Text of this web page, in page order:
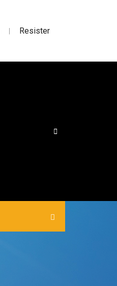
| Resister